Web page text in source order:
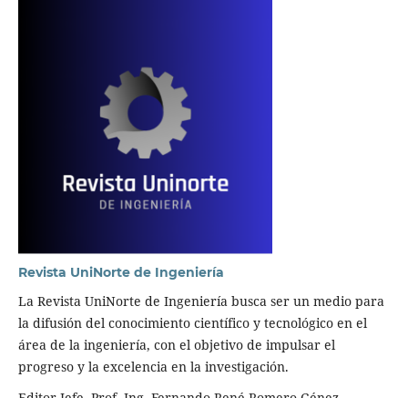
Revista UniNorte de Ingeniería
La Revista UniNorte de Ingeniería busca ser un medio para
la difusión del conocimiento científico y tecnológico en el
área de la ingeniería, con el objetivo de impulsar el
progreso y la excelencia en la investigación.